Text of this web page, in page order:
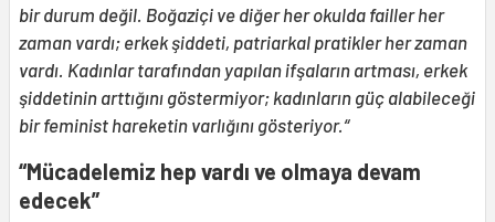
bir durum değil. Boğaziçi ve diğer her okulda failler her
zaman vardı; erkek şiddeti, patriarkal pratikler her zaman
vardı. Kadınlar tarafından yapılan ifşaların artması, erkek
şiddetinin arttığını göstermiyor; kadınların güç alabileceği
bir feminist hareketin varlığını gösteriyor.“
“Mücadelemiz hep vardı ve olmaya devam
edecek”